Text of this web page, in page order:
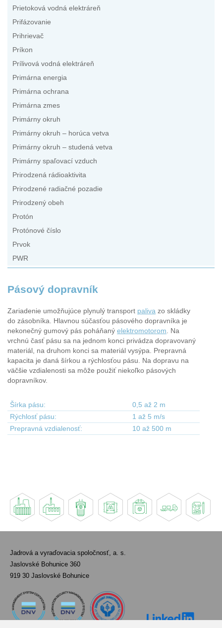
Prietoková vodná elektráreň
Prifázovanie
Prihrievač
Príkon
Prílivová vodná elektráreň
Primárna energia
Primárna ochrana
Primárna zmes
Primárny okruh
Primárny okruh – horúca vetva
Primárny okruh – studená vetva
Primárny spaľovací vzduch
Prirodzená rádioaktivita
Prirodzené radiačné pozadie
Prirodzený obeh
Protón
Protónové číslo
Prvok
PWR
Pásový dopravník
Zariadenie umožňujúce plynulý transport paliva zo skládky
do zásobníka. Hlavnou súčasťou pásového dopravníka je
nekonečný gumový pás poháňaný elektromotorom . Na
vrchnú časť pásu sa na jednom konci privádza dopravovaný
materiál, na druhom konci sa materiál vysýpa. Prepravná
kapacita je daná šírkou a rýchlosťou pásu. Na dopravu na
väčšie vzdialenosti sa môže použiť niekoľko pásových
dopravníkov.
Šírka pásu:
0,5 až 2 m
Rýchlosť pásu:
1 až 5 m/s
Prepravná vzdialenosť:
10 až 500 m
Jadrová a vyraďovacia spoločnosť, a. s.
Jaslovské Bohunice 360
919 30 Jaslovské Bohunice